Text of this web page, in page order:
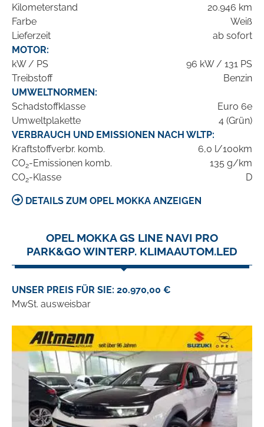
Kilometerstand
20.946 km
Farbe
Weiß
Lieferzeit
ab sofort
MOTOR:
kW / PS
96 kW / 131 PS
Treibstoff
Benzin
UMWELTNORMEN:
Schadstoffklasse
Euro 6e
Umweltplakette
4 (Grün)
VERBRAUCH UND EMISSIONEN NACH WLTP:
Kraftstoffverbr. komb.
6,0 l/100km
CO2-Emissionen komb.
135 g/km
CO2-Klasse D
DETAILS ZUM OPEL MOKKA ANZEIGEN
OPEL MOKKA GS LINE NAVI PRO
PARK&GO WINTERP. KLIMAAUTOM.LED
UNSER PREIS FÜR SIE: 20.970,00 €
MwSt. ausweisbar